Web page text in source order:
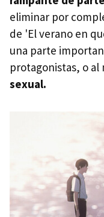
eliminar por
de 'El verano en
una parte
protagonistas, o al
sexual.